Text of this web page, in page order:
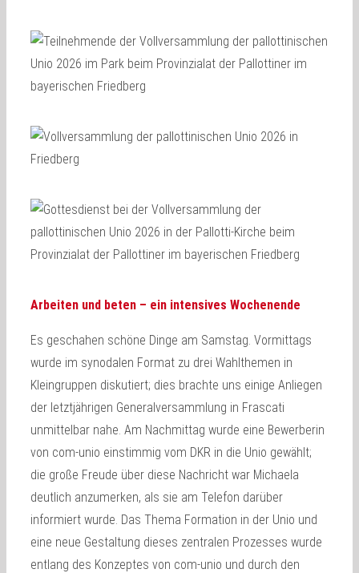
Arbeiten und beten – ein intensives Wochenende
Es geschahen schöne Dinge am Samstag. Vormittags
wurde im synodalen Format zu drei Wahlthemen in
Kleingruppen diskutiert; dies brachte uns einige Anliegen
der letztjährigen Generalversammlung in Frascati
unmittelbar nahe. Am Nachmittag wurde eine Bewerberin
von com-unio einstimmig vom DKR in die Unio gewählt;
die große Freude über diese Nachricht war Michaela
deutlich anzumerken, als sie am Telefon darüber
informiert wurde. Das Thema Formation in der Unio und
eine neue Gestaltung dieses zentralen Prozesses wurde
entlang des Konzeptes von com-unio und durch den